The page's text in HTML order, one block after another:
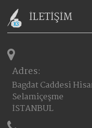
İLETİŞİM
Adres:
Bagdat Caddesi
Selamiçeşme
İSTANBUL